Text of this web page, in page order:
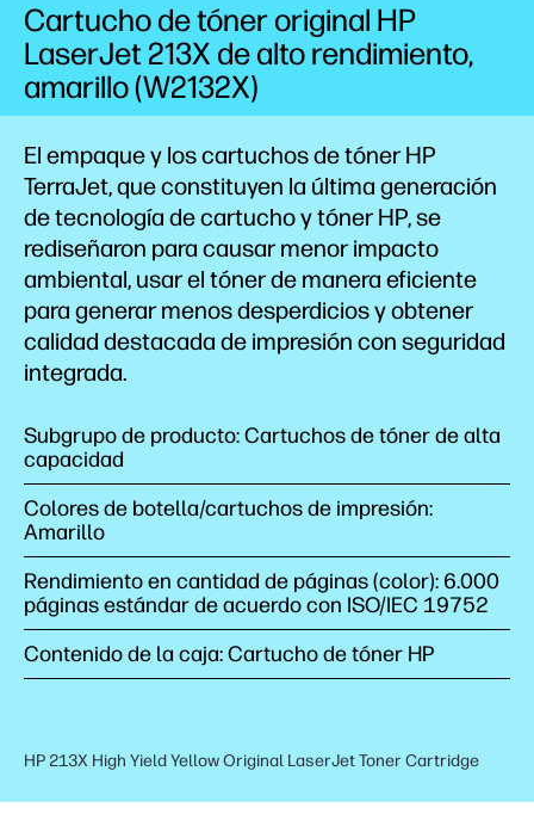
El empaque y los cartuchos de tóner HP
TerraJet, que constituyen la última generación
de tecnología de cartucho y tóner HP, se
rediseñaron para causar menor impacto
ambiental, usar el tóner de manera eficiente
para generar menos desperdicios y obtener
calidad destacada de impresión con seguridad
integrada.
Subgrupo de producto: Cartuchos de tóner de alta
capacidad
Colores de botella/cartuchos de impresión:
Amarillo
Rendimiento en cantidad de páginas (color): 6.000
páginas estándar de acuerdo con ISO/IEC 19752
Contenido de la caja: Cartucho de tóner HP
HP 213X High Yield Yellow Original LaserJet Toner Cartridge
Cartucho de tóner original HP
LaserJet 213X de alto rendimiento,
amarillo (W2132X)